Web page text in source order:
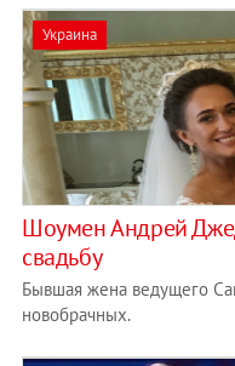
Украина
Шоумен Андрей
свадьбу
Бывшая жена ведущего
новобрачных.